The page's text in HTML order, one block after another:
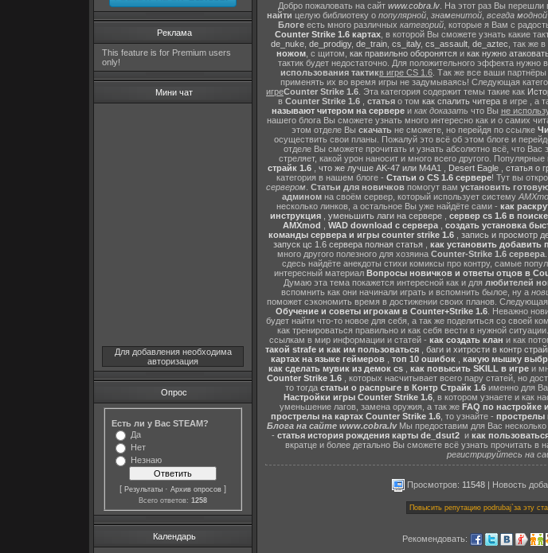
Реклама
This feature is for Premium users
only!
Мини чат
Для добавления необходима
авторизация
Опрос
Есть ли у Вас STEAM?
Да
Нет
Незнаю
[ Результаты · Архив опросов ]
Всего ответов: 1258
Календарь
Добро пожаловать на сайт www.cobra.lv . На этот раз Вы перешли
найти целую библиотеку о популярной знаменитой всегда модной
Блоге есть много различных категорий , которые я Вам с
Counter Strike 1.6 картах, в которой Вы сможете узнать какие
de_nuke, de_prodigy, de_train, cs_italy, cs_assault, de_aztec , так же
ножом , с щитом, как правильно оборонятся и как нужно
тактик будет недостаточно. Для положительного эффекта нужно
использования тактикв игре CS 1.6 . Так же все ваши
применять их во время игры не задумываясь! Следующая
игреCounter Strike 1.6 . Эта категория содержит темы такие как
в Counter Strike 1.6 статья о том как спалить читера в игре , а
называют читером на сервереи как доказать что Вы не
нашего блога Вы сможете узнать много интересно как и о самих
этом отделе Вы скачатьне сможете, но перейдя по ссылке
осуществить свои планы. Пожалуй это всё об этом блоге и
отделе Вы сможете прочитать и узнать абсолютно всё, что Вас
стреляет, какой урон наносит и много всего другого.
страйк 1.6
что же лучше AK-47 или M4A1 Desert Eagle статья о
категория в нашем блоге - Статьи о CS 1.6 сервере! Тут вы
сервером Статьи для новичков помогут вам установить
админомна своём сервер, который использует систему
несколько линков, а остальное Вы уже найдёте сами - как
инструкция
уменьшить лаги на сервере сервер cs 1.6 в
AMXmod
WAD download с сервера, создать установка
команды сервера и игры counter strike 1.6
запись и просмотр
запуск цс 1.6 сервера полная статья, как установить добавить
много другого полезного для хозяина Counter-Strike 1.6 сервера
сдесь найдёте анекдоты стихи комиксы про контру, самые
интересный материал Вопросы новичков и ответы отцов в
Думаю эта тема покажется интересной как и для любителей
вспомнить как они начинали играть и вспомнить былое, ну а
поможет сэкономить время в достижении своих планов. Следующая
Обучение и советы игрокам в Counter+Strike 1.6. Неважно
будет найти что-то новое для себя, а так же поделиться со своей
как тренироваться правильно и как себя вести в нужной
ссылкам в мир информации и статей - как создать клан и как
такой strafe и как им пользоваться
баги и хитрости в контр
картах на языке геймеров, топ 10 ошибок, какую мышку
как сделать мувик из демок cs, как повысить SKILL в игреи
Counter Strike 1.6, которых насчитывает всего пару статей, но
то тогда статьи о распрыге в Контр Страйк 1.6именно для
Настройки игры Counter Strike 1.6, в котором узнаете и как
уменьшение лагов, замена оружия, а так же FAQ по настройке
прострелы на картах Counter Strike 1.6, то узнайте - прострелы
Блога на сайте www.cobra.lvМы предоставим для Вас несколько
- статья история рождения карты de_dsut2и как
вкратце и более детально Вы сможете всё узнать прочитать
регистрируйтесь на
Просмотров: 11548 | Новость
Рекомендовать: